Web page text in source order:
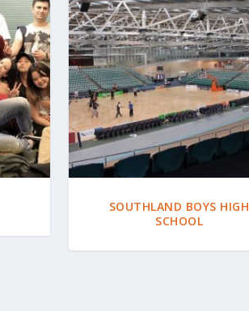
SOUTHLAND BOYS HIGH
SCHOOL